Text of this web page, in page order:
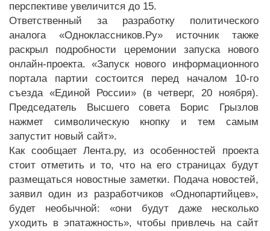
перспективе увеличится до 15.
Ответственный за разработку политического
аналога «Одноклассников.Ру» источник также
раскрыл подробности церемонии запуска нового
онлайн-проекта. «Запуск нового информационного
портала партии состоится перед началом 10-го
съезда «Единой России» (в четверг, 20 ноября).
Председатель Высшего совета Борис Грызлов
нажмет символическую кнопку и тем самым
запустит новый сайт».
Как сообщает Лента.ру, из особенностей проекта
стоит отметить и то, что на его страницах будут
размещаться новостные заметки. Подача новостей,
заявил один из разработчиков «Однопартийцев»,
будет необычной: «они будут даже несколько
уходить в эпатажность», чтобы привлечь на сайт